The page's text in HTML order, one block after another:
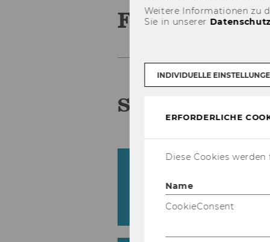
FAQs
Sys­tem
Ich habe die Da­tei­en
stal­tung am Desk­top
siert mit die­sen
mel­de?
Weitere Informationen zu
Sie in unserer
INDIVIDUELLE
ERFORDERLICHE
Diese Cookies
Name
CookieConsent